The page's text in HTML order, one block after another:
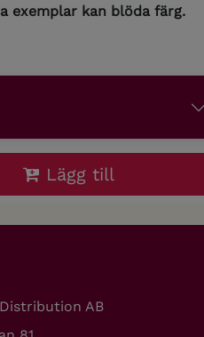
exemplar kan blöda färg.
Lägg till
AB